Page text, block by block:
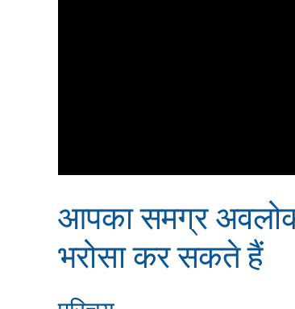
आपका समग्र
भरोसा कर सकते हैं